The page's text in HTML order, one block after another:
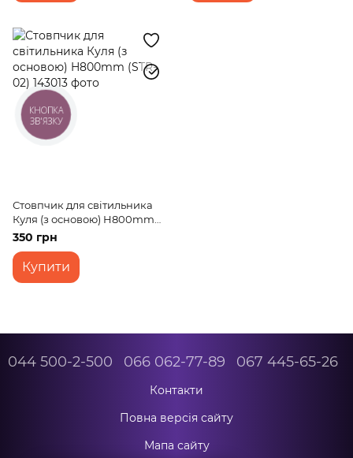
Стовпчик для світильника
Куля (з основою) H800mm
(STR-02)
350 грн
Купити
044 500-2-500 066 062-77-89 067 445-65-26
Контакти
Повна версія сайту
Мапа сайту
КНОПКА
ЗВ'ЯЗКУ